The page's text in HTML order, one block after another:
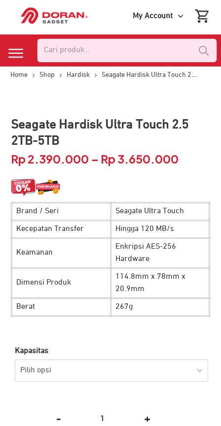
My Account
Home Shop Hardisk Seagate Hardisk Ultra Touch 2.5 2TB-5TB
Seagate Hardisk Ultra Touch 2.5
2TB-5TB
Rp 2.390.000 – Rp 3.650.000
hingga
Rp
Brand / Seri Seagate Ultra Touch
Kecepatan Transfer Hingga 120 MB/s
Keamanan
Enkripsi AES-256
Hardware
Dimensi Produk
114.8mm x 78mm x
20.9mm
Berat 267g
Kapasitas
- +